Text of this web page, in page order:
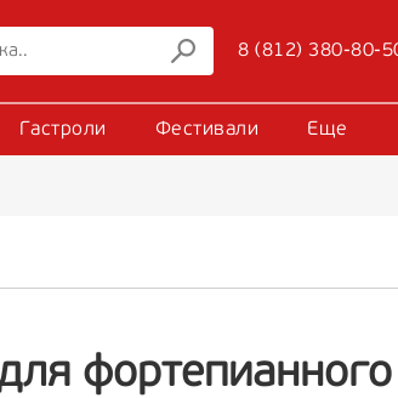
8 (812) 380-80-
Гастроли Фестивали Еще